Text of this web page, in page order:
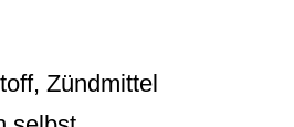
Zündmittel